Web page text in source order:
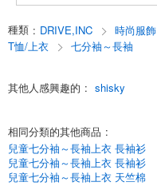
6-6 黑色/160 釐米
(243-06B)
種類 : DRIVE,INC 時尚服飾
T恤/上衣
七分袖～長袖
其他人感興趣的 : shisky
相同分類的其他商品 :
兒童七分袖～長袖上衣 長袖衫
兒童七分袖～長袖上衣 長袖衫
兒童七分袖～長袖上衣 天竺棉